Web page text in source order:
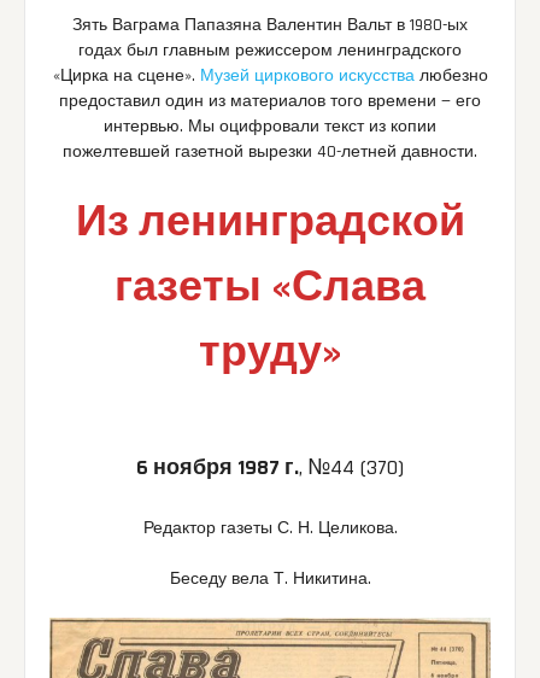
Зять Ваграма Папазяна Валентин Вальт в 1980-ых
годах был главным режиссером ленинградского
«Цирка на сцене». Музей циркового искусствалюбезно
предоставил один из материалов того времени — его
интервью. Мы оцифровали текст из копии
пожелтевшей газетной вырезки 40-летней давности.
Из ленинградской
газеты «Слава
труду»
6 ноября 1987 г., №44 (370)
Редактор газеты С. Н. Целикова.
Беседу вела Т. Никитина.